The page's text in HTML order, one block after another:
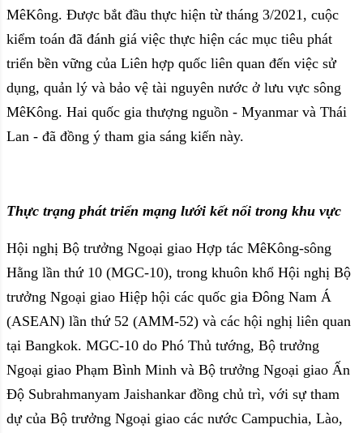
MêKông. Được bắt đầu thực hiện từ tháng 3/2021, cuộc
kiểm toán đã đánh giá việc thực hiện các mục tiêu phát
triển bền vững của Liên hợp quốc liên quan đến việc sử
dụng, quản lý và bảo vệ tài nguyên nước ở lưu vực sông
MêKông. Hai quốc gia thượng nguồn - Myanmar và Thái
Lan - đã đồng ý tham gia sáng kiến này.
Thực trạng phát triển mạng lưới kết nối trong khu vực
Hội nghị Bộ trưởng Ngoại giao Hợp tác MêKông-sông
Hằng lần thứ 10 (MGC-10), trong khuôn khổ Hội nghị Bộ
trưởng Ngoại giao Hiệp hội các quốc gia Đông Nam Á
(ASEAN) lần thứ 52 (AMM-52) và các hội nghị liên quan
tại Bangkok. MGC-10 do Phó Thủ tướng, Bộ trưởng
Ngoại giao Phạm Bình Minh và Bộ trưởng Ngoại giao Ấn
Độ Subrahmanyam Jaishankar đồng chủ trì, với sự tham
dự của Bộ trưởng Ngoại giao các nước Campuchia, Lào,